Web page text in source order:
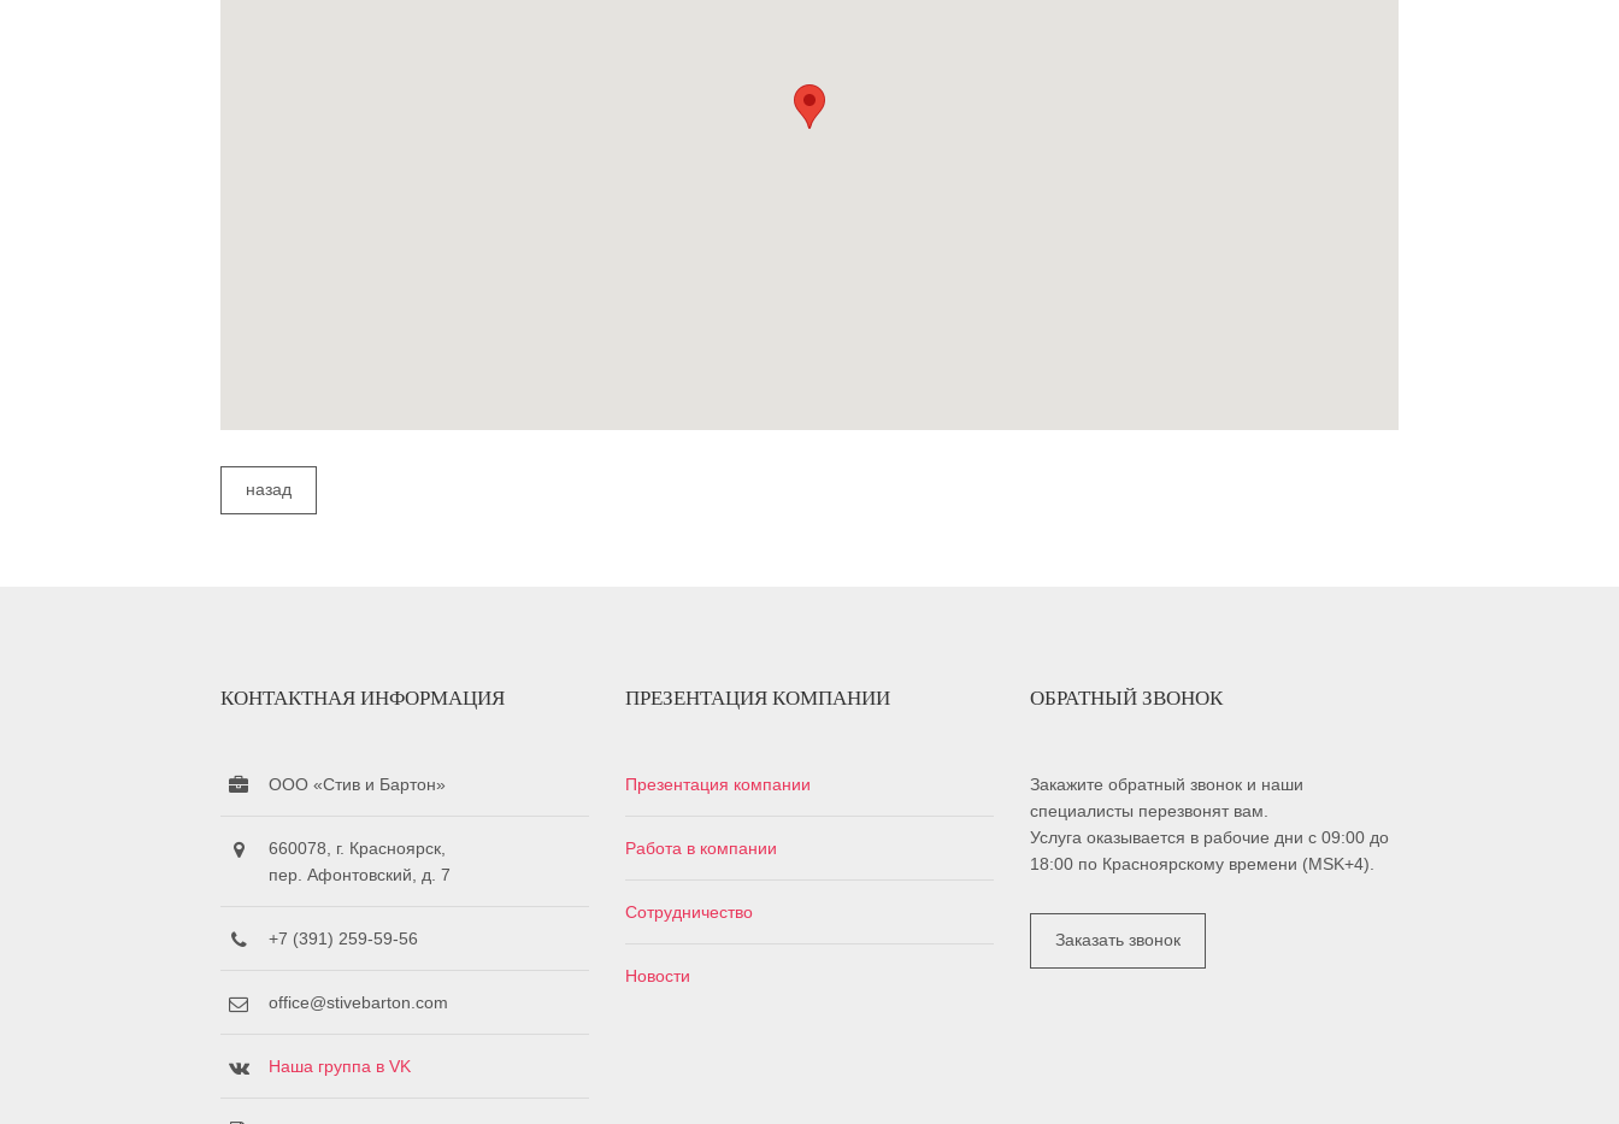
назад
КОНТАКТНАЯ ИНФОРМАЦИЯ
ООО «Стив и Бартон»
660078, г. Красноярск,
пер. Афонтовский, д. 7
+7 (391) 259-59-56
office@stivebarton.com
Наша группа в VK
ПРЕЗЕНТАЦИЯ КОМПАНИИ
Презентация компании
Работа в компании
Сотрудничество
Новости
ОБРАТНЫЙ ЗВОНОК
Закажите обратный звонок и наши
специалисты перезвонят вам.
Услуга оказывается в рабочие дни с 09:00 до
18:00 по Красноярскому времени (MSK+4).
Заказать звонок